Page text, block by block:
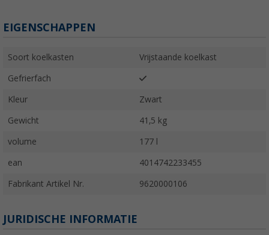
EIGENSCHAPPEN
Soort koelkasten Vrijstaande koelkast
Gefrierfach
Kleur Zwart
Gewicht 41,5 kg
volume 177 l
ean 4014742233455
Fabrikant Artikel Nr. 9620000106
JURIDISCHE INFORMATIE